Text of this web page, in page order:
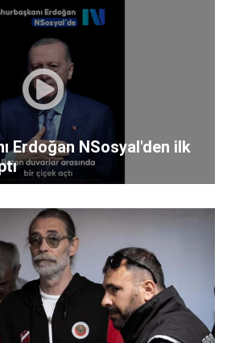
Erdoğan NSosyal'den ilk